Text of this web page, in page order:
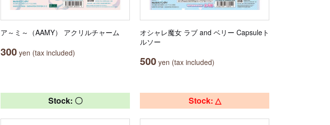
ア～ミ～（AAMY） アクリルチャーム
300 yen (tax included)
オシャレ魔女 ラブ and ベリー Capsuleト
ルソー
500 yen (tax included)
Stock: 〇 Stock: △